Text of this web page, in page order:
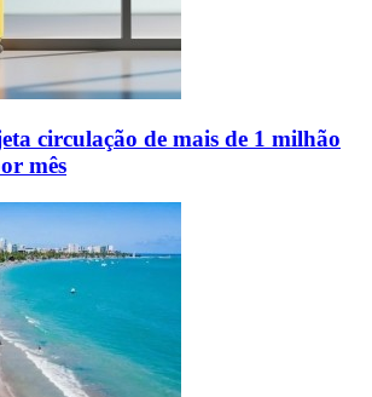
circulação de mais de 1 milhão
mês